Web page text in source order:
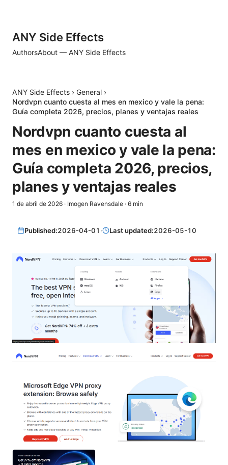
ANY Side Effects
AuthorsAbout — ANY Side Effects
ANY Side Effects › General ›
Nordvpn cuanto cuesta al mes en mexico y vale la pena:
Guía completa 2026, precios, planes y ventajas reales
Nordvpn cuanto cuesta al
mes en mexico y vale la pena:
Guía completa 2026, precios,
planes y ventajas reales
1 de abril de 2026 · Imogen Ravensdale · 6 min
Published:2026-04-01 · Last updated:2026-05-10